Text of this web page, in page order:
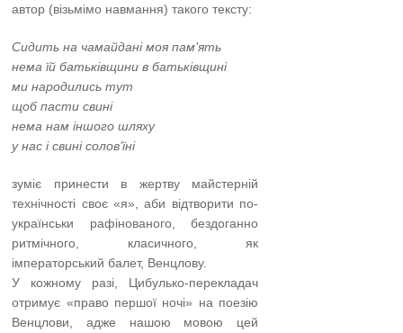
автор (візьмімо навмання) такого тексту:
Сидить на чамайдані моя пам’ять
нема їй батьківщини в батьківщині
ми народились тут
щоб пасти свині
нема нам іншого шляху
у нас і свині солов’їні
зуміє принести в жертву майстерній
технічності своє «я», аби відтворити по-
українськи рафінованого, бездоганно
ритмічного, класичного, як
імператорський балет, Венцлову.
У кожному разі, Цибулько-перекладач
отримує «право першої ночі» на поезію
Венцлови, адже нашою мовою цей